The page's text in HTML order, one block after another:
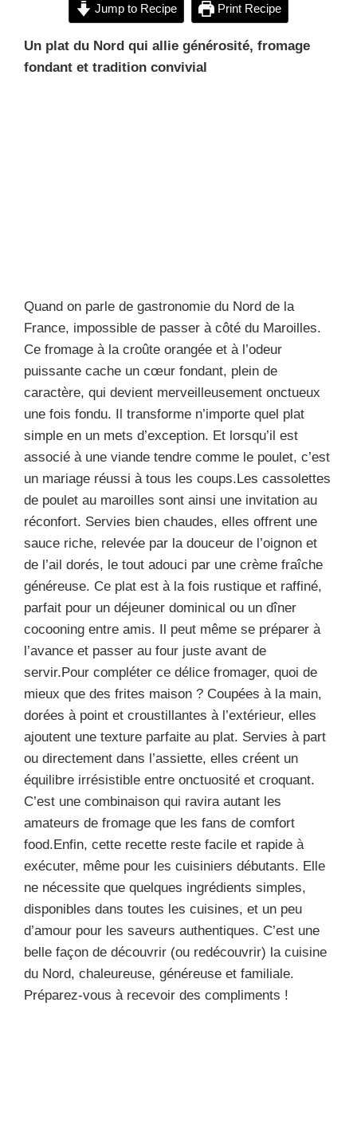
Jump to Recipe Print Recipe
Un plat du Nord qui allie générosité, fromage
fondant et tradition convivial
Quand on parle de gastronomie du Nord de la
France, impossible de passer à côté du Maroilles.
Ce fromage à la croûte orangée et à l’odeur
puissante cache un cœur fondant, plein de
caractère, qui devient merveilleusement onctueux
une fois fondu. Il transforme n’importe quel plat
simple en un mets d’exception. Et lorsqu’il est
associé à une viande tendre comme le poulet, c’est
un mariage réussi à tous les coups.Les cassolettes
de poulet au maroilles sont ainsi une invitation au
réconfort. Servies bien chaudes, elles offrent une
sauce riche, relevée par la douceur de l’oignon et
de l’ail dorés, le tout adouci par une crème fraîche
généreuse. Ce plat est à la fois rustique et raffiné,
parfait pour un déjeuner dominical ou un dîner
cocooning entre amis. Il peut même se préparer à
l’avance et passer au four juste avant de
servir.Pour compléter ce délice fromager, quoi de
mieux que des frites maison ? Coupées à la main,
dorées à point et croustillantes à l’extérieur, elles
ajoutent une texture parfaite au plat. Servies à part
ou directement dans l’assiette, elles créent un
équilibre irrésistible entre onctuosité et croquant.
C’est une combinaison qui ravira autant les
amateurs de fromage que les fans de comfort
food.Enfin, cette recette reste facile et rapide à
exécuter, même pour les cuisiniers débutants. Elle
ne nécessite que quelques ingrédients simples,
disponibles dans toutes les cuisines, et un peu
d’amour pour les saveurs authentiques. C’est une
belle façon de découvrir (ou redécouvrir) la cuisine
du Nord, chaleureuse, généreuse et familiale.
Préparez-vous à recevoir des compliments !